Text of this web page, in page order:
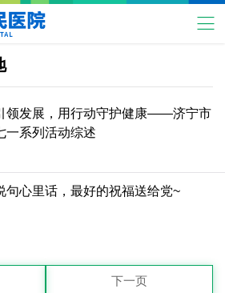
领发展，用行动守护健康——济宁市
一系列活动综述
句心里话，最好的祝福送给党~
下一页